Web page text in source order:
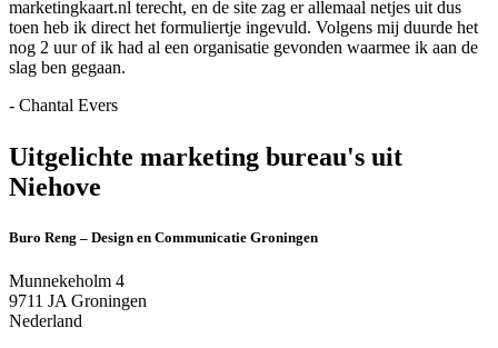
marketingkaart.nl terecht, en de site zag er allemaal netjes uit dus
toen heb ik direct het formuliertje ingevuld. Volgens mij duurde het
nog 2 uur of ik had al een organisatie gevonden waarmee ik aan de
slag ben gegaan.
- Chantal Evers
Uitgelichte marketing bureau's uit
Niehove
Buro Reng – Design en Communicatie Groningen
Munnekeholm 4
9711 JA Groningen
Nederland